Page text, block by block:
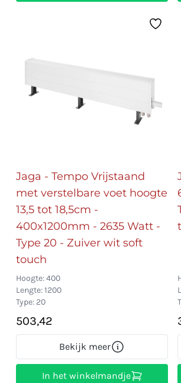
Jaga - Tempo Vrijstaand
met verstelbare voet hoogte
13,5 tot 18,5cm -
400x1200mm - 2635 Watt -
Type 20 - Zuiver wit soft
touch
Hoogte: 400
Lengte: 1200
Type: 20
503,42
Bekijk meer
In het winkelmandje